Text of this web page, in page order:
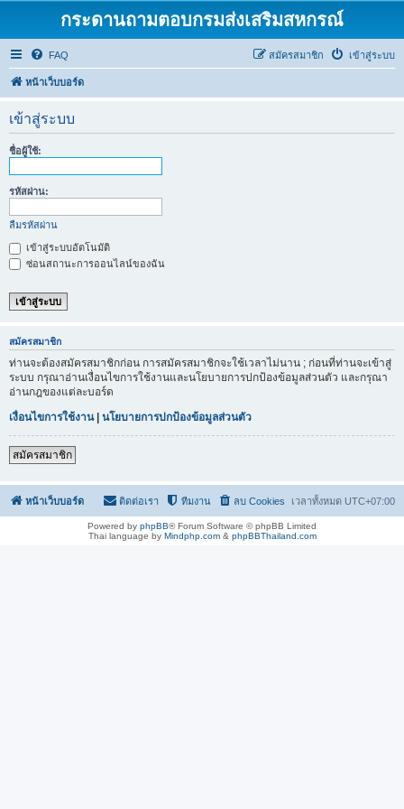
กระดานถามตอบกรมส่งเสริมสหกรณ์
FAQ เข้าสู่ระบบ
สมัครสมาชิก
หน้าเว็บบอร์ด
เข้าสู่ระบบ
ชื่อผู้ใช้:
รหัสผ่าน:
ลืมรหัสผ่าน
เข้าสู่ระบบอัตโนมัติ
ซ่อนสถานะการออนไลน์ของฉัน
สมัครสมาชิก
ท่านจะต้องสมัครสมาชิกก่อน การสมัครสมาชิกจะใช้เวลาไม่นาน ; ก่อนที่ท่านจะเข้าสู่
ระบบ กรุณาอ่านเงื่อนไขการใช้งานและนโยบายการปกป้องข้อมูลส่วนตัว และกรุณา
อ่านกฎของแต่ละบอร์ด
เงื่อนไขการใช้งาน| นโยบายการปกป้องข้อมูลส่วนตัว
สมัครสมาชิก
หน้าเว็บบอร์ด เวลาทั้งหมด UTC+07:00
ลบ Cookies
ทีมงาน
ติดต่อเรา
Powered by phpBB® Forum Software © phpBB Limited
Thai language by Mindphp.com& phpBBThailand.com